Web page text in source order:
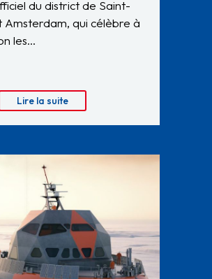
du district de Saint-
Amsterdam, qui célèbre à
les…
Lire la suite